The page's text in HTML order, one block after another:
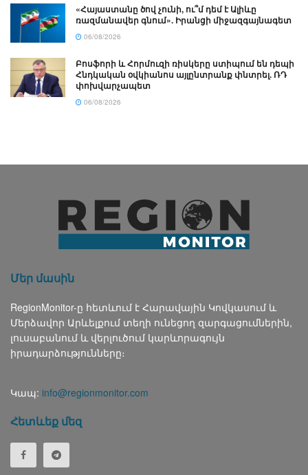
«Հայաստանը ծով չունի, ու՞մ դեմ է Ալիևը
ռազմանավեր գնում». Իրանցի միջազգայնագետ
06/08/2026
Բոսֆորի և Հորմուզի ռիսկերը ստիպում են դեպի
Հնդկական օվկիանոս այլընտրանք փնտրել. ՌԴ
փոխվարչապետ
06/08/2026
Մեր մասին
RegionMonitor-ը հետևում է Հարավային Կովկասում և
Մերձավոր Արևելքում տեղի ունեցող զարգացումներին,
լուսաբանում և վերլուծում կարևորագույն
իրադարձությունները։
Կապ: info@regionmonitor.com
Հետևեք մեզ